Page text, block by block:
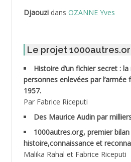
ABDELLI Mohamed *
ABDELMOUMENE Ahmed
ABDESMED Mohamed ben
ABDESSELAMI Kouider
ABDESSLEM Ahmed dit le
ABDOUDOU
Djaouzidans OZANNE Yves
Le projet
Histoire d’un fichier secret :
personnes enlevées par l’armée
1957.
Par Fabrice Riceputi
Des Maurice Audin par
1000autres.org, premier bilan
histoire,connaissance et
Malika Rahal et Fabrice Riceputi